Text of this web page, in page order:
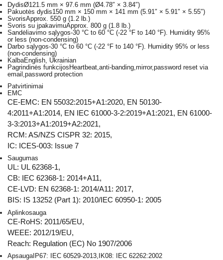
DydisØ121.5 mm × 97.6 mm (Ø4.78″ × 3.84″)
Pakuotės dydis150 mm × 150 mm × 141 mm (5.91″ × 5.91″ × 5.55″)
SvorisApprox. 550 g (1.2 lb.)
Svoris su įpakavimuApprox. 800 g (1.8 lb.)
Sandėliavimo sąlygos-30 °C to 60 °C (-22 °F to 140 °F). Humidity 95%
or less (non-condensing)
Darbo sąlygos-30 °C to 60 °C (-22 °F to 140 °F). Humidity 95% or less
(non-condensing)
KalbaEnglish, Ukrainian
Pagrindinės funkcijosHeartbeat,anti-banding,mirror,password reset via
email,password protection
Patvirtinimai
EMC
CE-EMC: EN 55032:2015+A1:2020, EN 50130-
4:2011+A1:2014, EN IEC 61000-3-2:2019+A1:2021, EN 61000-
3-3:2013+A1:2019+A2:2021,
RCM: AS/NZS CISPR 32: 2015,
IC: ICES-003: Issue 7
Saugumas
UL: UL 62368-1,
CB: IEC 62368-1: 2014+A11,
CE-LVD: EN 62368-1: 2014/A11: 2017,
BIS: IS 13252 (Part 1): 2010/IEC 60950-1: 2005
Aplinkosauga
CE-RoHS: 2011/65/EU,
WEEE: 2012/19/EU,
Reach: Regulation (EC) No 1907/2006
ApsaugaIP67: IEC 60529-2013,IK08: IEC 62262:2002